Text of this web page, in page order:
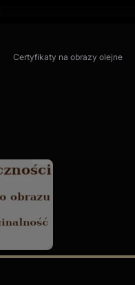
Certyfikaty na obrazy olejne